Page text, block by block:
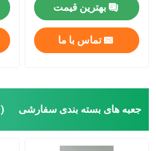
بهترین قیمت
تماس با ما
جعبه های بسته بندی سفارشی (26)